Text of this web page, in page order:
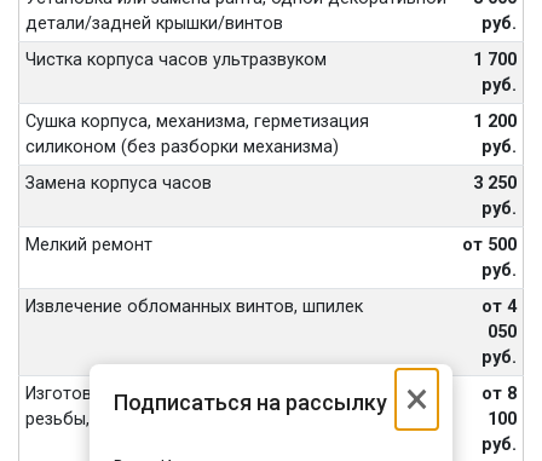
×
Подписаться на рассылку
детали/задней крышки/винтов
руб.
Чистка корпуса часов ультразвуком
1 700
руб.
Сушка корпуса, механизма, герметизация
силиконом (без разборки механизма)
1 200
руб.
Замена корпуса часов
3 250
руб.
Мелкий ремонт
от 500
руб.
Извлечение обломанных винтов, шпилек
от 4
050
руб.
Изготовление винтов, футора, восстановление
резьбы, внутренних частей переводной головы
от 8
100
руб.